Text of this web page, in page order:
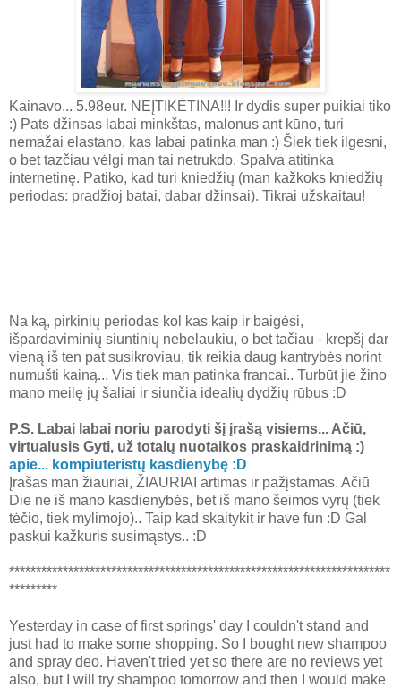
Kainavo... 5.98eur. NEĮTIKĖTINA!!! Ir dydis super puikiai tiko
:) Pats džinsas labai minkštas, malonus ant kūno, turi
nemažai elastano, kas labai patinka man :) Šiek tiek ilgesni,
o bet tazčiau vėlgi man tai netrukdo. Spalva atitinka
internetinę. Patiko, kad turi kniedžių (man kažkoks kniedžių
periodas: pradžioj batai, dabar džinsai). Tikrai užskaitau!
Na ką, pirkinių periodas kol kas kaip ir baigėsi,
išpardaviminių siuntinių nebelaukiu, o bet tačiau - krepšį dar
vieną iš ten pat susikroviau, tik reikia daug kantrybės norint
numušti kainą... Vis tiek man patinka francai.. Turbūt jie žino
mano meilę jų šaliai ir siunčia idealių dydžių rūbus :D
P.S. Labai labai noriu parodyti šį įrašą visiems... Ačiū,
virtualusis Gyti, už totalų nuotaikos praskaidrinimą :)
apie... kompiuteristų kasdienybę :D
Įrašas man žiauriai, ŽIAURIAI artimas ir pažįstamas. Ačiū
Die ne iš mano kasdienybės, bet iš mano šeimos vyrų (tiek
tėčio, tiek mylimojo).. Taip kad skaitykit ir have fun :D Gal
paskui kažkuris susimąstys.. :D
***********************************************************************
*********
Yesterday in case of first springs' day I couldn't stand and
just had to make some shopping. So I bought new shampoo
and spray deo. Haven't tried yet so there are no reviews yet
also, but I will try shampoo tomorrow and then I would make